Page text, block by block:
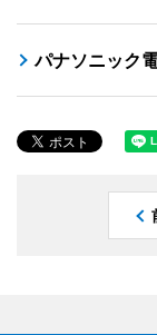
パナソニック